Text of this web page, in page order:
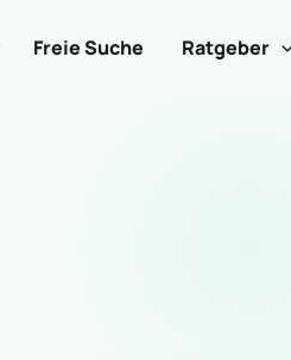
Freie Suche Ratgeber